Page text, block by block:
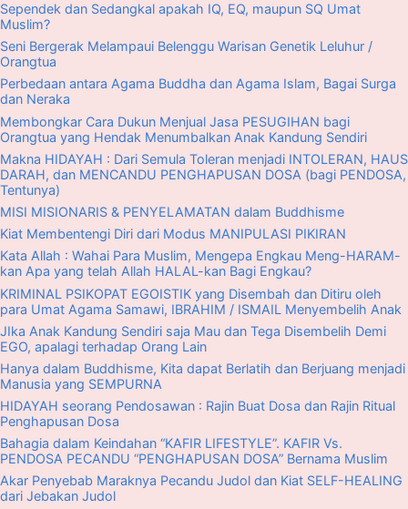
Sependek dan Sedangkal apakah IQ, EQ, maupun SQ Umat
Muslim?
Seni Bergerak Melampaui Belenggu Warisan Genetik Leluhur /
Orangtua
Perbedaan antara Agama Buddha dan Agama Islam, Bagai Surga
dan Neraka
Membongkar Cara Dukun Menjual Jasa PESUGIHAN bagi
Orangtua yang Hendak Menumbalkan Anak Kandung Sendiri
Makna HIDAYAH : Dari Semula Toleran menjadi INTOLERAN, HAUS
DARAH, dan MENCANDU PENGHAPUSAN DOSA (bagi PENDOSA,
Tentunya)
MISI MISIONARIS & PENYELAMATAN dalam Buddhisme
Kiat Membentengi Diri dari Modus MANIPULASI PIKIRAN
Kata Allah : Wahai Para Muslim, Mengepa Engkau Meng-HARAM-
kan Apa yang telah Allah HALAL-kan Bagi Engkau?
KRIMINAL PSIKOPAT EGOISTIK yang Disembah dan Ditiru oleh
para Umat Agama Samawi, IBRAHIM / ISMAIL Menyembelih Anak
JIka Anak Kandung Sendiri saja Mau dan Tega Disembelih Demi
EGO, apalagi terhadap Orang Lain
Hanya dalam Buddhisme, Kita dapat Berlatih dan Berjuang menjadi
Manusia yang SEMPURNA
HIDAYAH seorang Pendosawan : Rajin Buat Dosa dan Rajin Ritual
Penghapusan Dosa
Bahagia dalam Keindahan “KAFIR LIFESTYLE”. KAFIR Vs.
PENDOSA PECANDU “PENGHAPUSAN DOSA” Bernama Muslim
Akar Penyebab Maraknya Pecandu Judol dan Kiat SELF-HEALING
dari Jebakan Judol